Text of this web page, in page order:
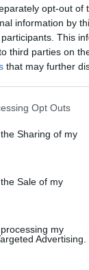
opt-out of
information by
participants. This
third parties on
that may further
app uses one
usage behaviour.
Google and its
purposes
Opt Outs
Sharing of my
Sale of my
my
Advertising.